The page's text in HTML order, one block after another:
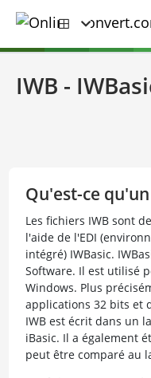
IWB -
Qu'est-ce
Les fichiers IWB sont
l'aide de l'EDI
intégré) IWBasic.
Software. Il est utilisé
Windows. Plus
applications 32 bits et
IWB est écrit dans un
iBasic. Il a également
peut être comparé au